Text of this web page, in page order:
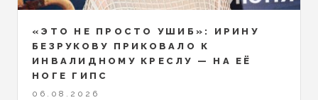
«ЭТО НЕ ПРОСТО УШИБ»: ИРИНУ
БЕЗРУКОВУ ПРИКОВАЛО К
ИНВАЛИДНОМУ КРЕСЛУ — НА ЕЁ
НОГЕ ГИПС
06.08.2026